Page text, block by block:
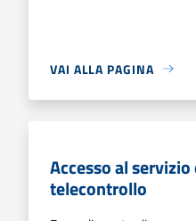
VAI ALLA PAGINA
Accesso al
telecontrollo